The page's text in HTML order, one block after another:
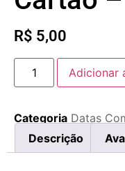
R$ 5,00
Adicionar
Categoria Datas
Descrição